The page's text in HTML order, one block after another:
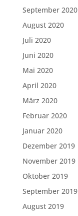
September 2020
August 2020
Juli 2020
Juni 2020
Mai 2020
April 2020
März 2020
Februar 2020
Januar 2020
Dezember 2019
November 2019
Oktober 2019
September 2019
August 2019